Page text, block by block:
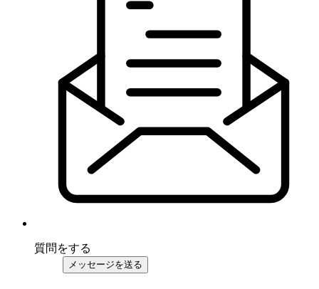
質問をする
メッセージを送る